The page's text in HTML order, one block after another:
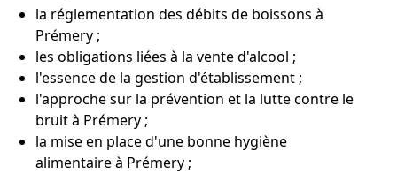
la réglementation des débits de boissons à
Prémery ;
les obligations liées à la vente d'alcool ;
l'essence de la gestion d'établissement ;
l'approche sur la prévention et la lutte contre le
bruit à Prémery ;
la mise en place d'une bonne hygiène
alimentaire à Prémery ;